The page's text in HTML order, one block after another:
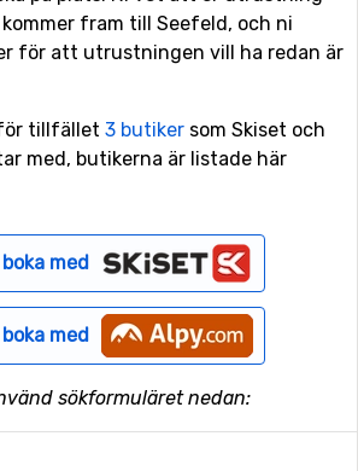
fram till Seefeld, och ni
för att utrustningen vill ha redan är
tillfället 3 butiker som Skiset och
med, butikerna är listade här
med
med
sökformuläret nedan: